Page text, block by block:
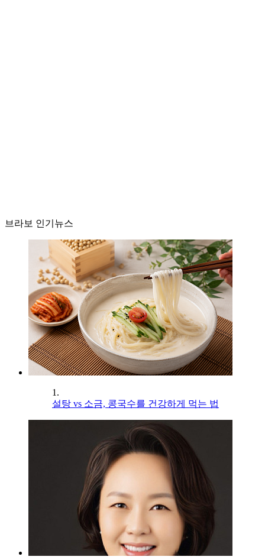
브라보 인기뉴스
1.
설탕 vs 소금, 콩국수를 건강하게 먹는 법